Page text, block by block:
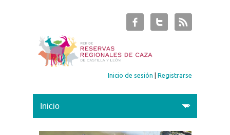
Inicio de sesión |Registrarse